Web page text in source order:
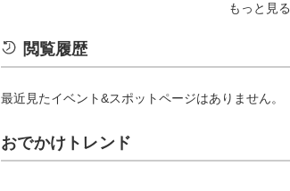
もっと見る
閲覧履歴
最近見たイベント&スポットページはありません。
おでかけトレンド